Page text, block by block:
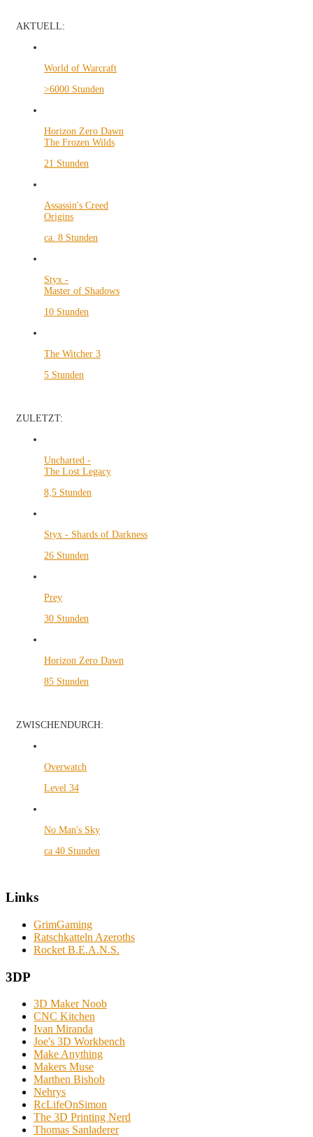
AKTUELL:
World of Warcraft
>6000 Stunden
Horizon Zero Dawn
The Frozen Wilds
21 Stunden
Assassin's Creed
Origins
ca. 8 Stunden
Styx -
Master of Shadows
10 Stunden
The Witcher 3
5 Stunden
ZULETZT:
Uncharted -
The Lost Legacy
8,5 Stunden
Styx - Shards of Darkness
26 Stunden
Prey
30 Stunden
Horizon Zero Dawn
85 Stunden
ZWISCHENDURCH:
Overwatch
Level 34
No Man's Sky
ca 40 Stunden
Links
GrimGaming
Ratschkatteln Azeroths
Rocket B.E.A.N.S.
3DP
3D Maker Noob
CNC Kitchen
Ivan Miranda
Joe's 3D Workbench
Make Anything
Makers Muse
Marthen Bishob
Nehrys
RcLifeOnSimon
The 3D Printing Nerd
Thomas Sanladerer